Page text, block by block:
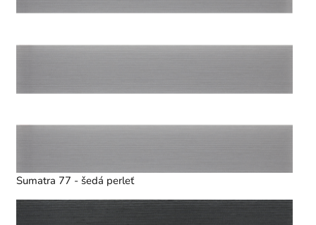
Sumatra 77 - šedá perleť